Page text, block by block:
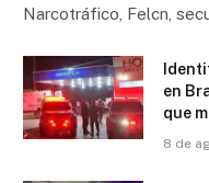
Narcotráfico, Felcn,
en
que
8 de